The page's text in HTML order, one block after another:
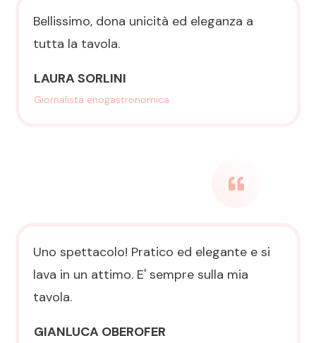
Bellissimo, dona unicità ed eleganza a
tutta la tavola.
LAURA SORLINI
Giornalista enogastronomica
Uno spettacolo! Pratico ed elegante e si
lava in un attimo. E' sempre sulla mia
tavola.
GIANLUCA OBEROFER